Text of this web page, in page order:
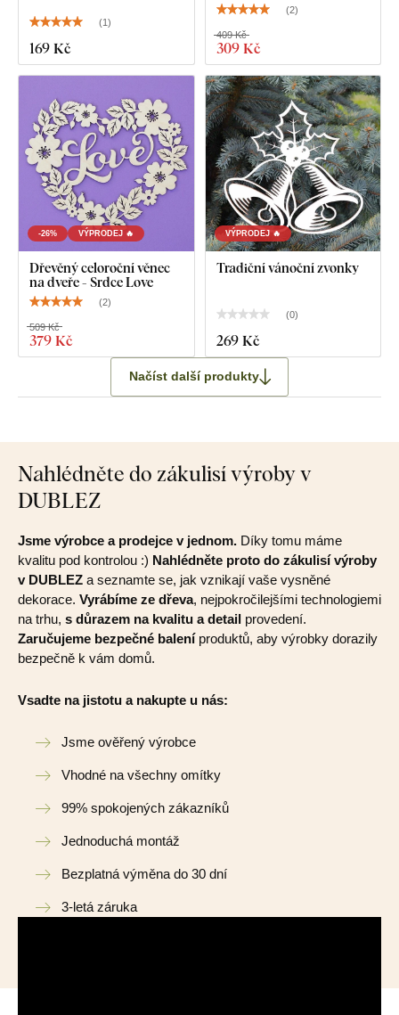
(1 )
169 Kč
(2)
309 Kč
409 Kč
-26% VÝPRODEJ 🔥
Dřevěný celoroční věnec
na dveře - Srdce Love
(2)
379 Kč
509 Kč
VÝPRODEJ 🔥
Tradiční vánoční zvonky
(0)
269 Kč
Načíst další produkty
Nahlédněte do zákulisí výroby v
DUBLEZ
Jsme výrobce a prodejce v jednom. Díky tomu máme
kvalitu pod kontrolou :) Nahlédněte proto do zákulisí výroby
v DUBLEZ a seznamte se, jak vznikají vaše vysněné
dekorace. Vyrábíme ze dřeva, nejpokročilejšími technologiemi
na trhu, s důrazem na kvalitu a detail provedení.
Zaručujeme bezpečné baleníproduktů, aby výrobky dorazily
bezpečně k vám domů.
Vsadte na jistotu a nakupte u nás:
Jsme ověřený výrobce
Vhodné na všechny omítky
99% spokojených zákazníků
Jednoduchá montáž
Bezplatná výměna do 30 dní
3-letá záruka